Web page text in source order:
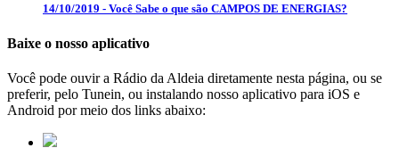
14/10/2019 - Você Sabe o que são CAMPOS DE ENERGIAS?
Baixe o nosso aplicativo
Você pode ouvir a Rádio da Aldeia diretamente nesta página, ou se
preferir, pelo Tunein, ou instalando nosso aplicativo para iOS e
Android por meio dos links abaixo: